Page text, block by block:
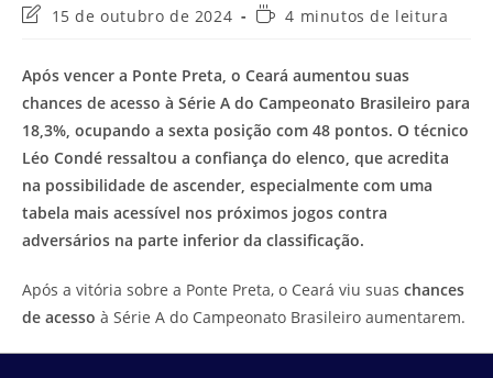
Última
post:
15 de outubro de 2024
Tempo4 minutos de leitura
Após vencer a Ponte Preta, o Ceará aumentou suas
chances de acesso à Série A do Campeonato Brasileiro para
18,3%, ocupando a sexta posição com 48 pontos. O técnico
Léo Condé ressaltou a confiança do elenco, que acredita
na possibilidade de ascender, especialmente com uma
tabela mais acessível nos próximos jogos contra
adversários na parte inferior da classificação.
Após a vitória sobre a Ponte Preta, o Ceará viu suas chances
de acesso à Série A do Campeonato Brasileiro aumentarem.